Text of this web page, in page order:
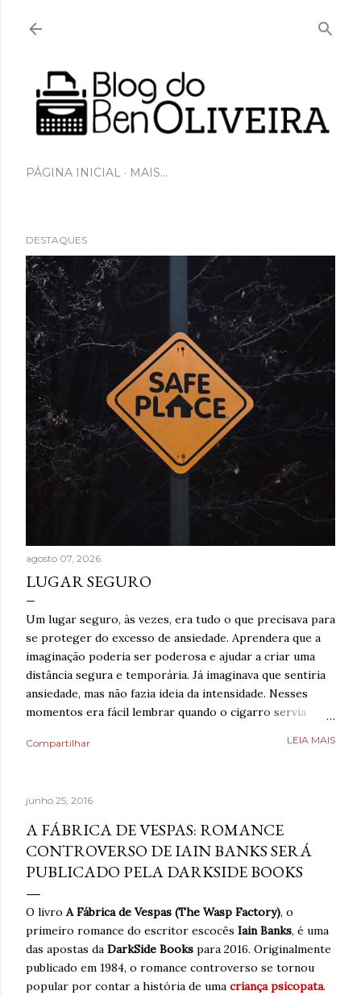
PÁGINA INICIAL MAIS…
DESTAQUES
agosto 07, 2026
LUGAR SEGURO
Um lugar seguro, às vezes, era tudo o que precisava para
se proteger do excesso de ansiedade. Aprendera que a
imaginação poderia ser poderosa e ajudar a criar uma
distância segura e temporária. Já imaginava que sentiria
ansiedade, mas não fazia ideia da intensidade. Nesses
momentos era fácil lembrar quando o cigarro servia
aprender a lidar com isso livre de nicotina. Caminhar,
para se distrair. Existia um limite de quanto era possível
diminuir a ansiedade, mas cada pequena coisa fazia toda
ninguém. Então, temporariamente se imaginar em um
lugar seguro poderia fazer toda diferença. Era algo que
muita gente já fazia de forma intuitiva, mas que ao
reaprender ganha um novo significado. Após dias sem
escrever, estava sentindo falta de brincar com as
palavras. A verdade é qu...
Compartilhar LEIA MAIS
junho 25, 2016
A FÁBRICA DE VESPAS: ROMANCE
CONTROVERSO DE IAIN BANKS SERÁ
PUBLICADO PELA DARKSIDE BOOKS
O livro A Fábrica de Vespas (The Wasp Factory), o
primeiro romance do escritor escocês Iain Banks, é uma
das apostas da DarkSide Books para 2016. Originalmente
publicado em 1984, o romance controverso se tornou
popular por contar a história de uma criança psicopata.